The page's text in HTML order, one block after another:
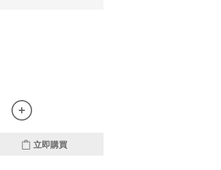
立即購買